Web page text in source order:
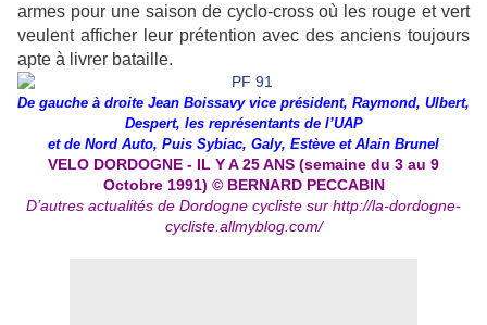
armes pour une saison de cyclo-cross où les rouge et vert
veulent afficher leur prétention avec des anciens toujours
apte à livrer bataille.
De gauche à droite Jean Boissavy vice président, Raymond, Ulbert,
Despert, les représentants de l’UAP
et de Nord Auto, Puis Sybiac, Galy, Estève et Alain Brunel
VELO DORDOGNE - IL Y A 25 ANS (semaine du 3 au 9
Octobre 1991) © BERNARD PECCABIN
D’autres actualités de Dordogne cycliste sur http://la-dordogne-
cycliste.allmyblog.com/